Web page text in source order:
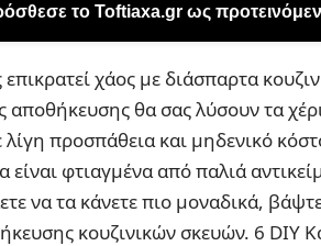
το Toftiaxa.gr ως
χάος με διάσπαρτα
αποθήκευσης θα σας λύσουν τα
λίγη προσπάθεια και μηδενικό
είναι φτιαγμένα από παλιά
να τα κάνετε πιο μοναδικά,
κουζινικών σκευών. 6 DIY